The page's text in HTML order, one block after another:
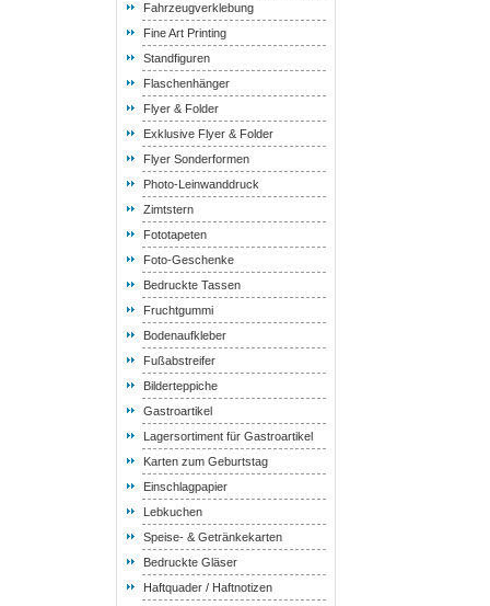
Fahrzeugverklebung
Fine Art Printing
Standfiguren
Flaschenhänger
Flyer & Folder
Exklusive Flyer & Folder
Flyer Sonderformen
Photo-Leinwanddruck
Zimtstern
Fototapeten
Foto-Geschenke
Bedruckte Tassen
Fruchtgummi
Bodenaufkleber
Fußabstreifer
Bilderteppiche
Gastroartikel
Lagersortiment für Gastroartikel
Karten zum Geburtstag
Einschlagpapier
Lebkuchen
Speise- & Getränkekarten
Bedruckte Gläser
Haftquader / Haftnotizen